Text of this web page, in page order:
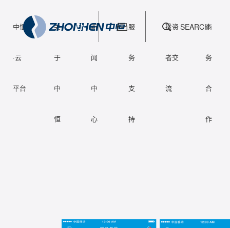
中恒
·云
平台
关
于
中
恒
新
闻
中
心
服
务
支
持
投资
者交
流
商
务
合
作
SEARCH
EN